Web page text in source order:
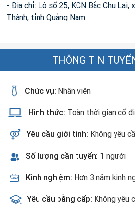
- Địa chỉ: Lô số 25, KCN Bắc Chu Lai,
Thành, tỉnh Quảng Nam
THÔNG TIN
Chức vụ: Nhân viên
Hình thức: Toàn thời gian cố
Yêu cầu giới tính: Không yêu
Số lượng cần tuyển: 1 người
Kinh nghiệm: Hơn 3 năm kinh
Yêu cầu bằng cấp: Không yêu